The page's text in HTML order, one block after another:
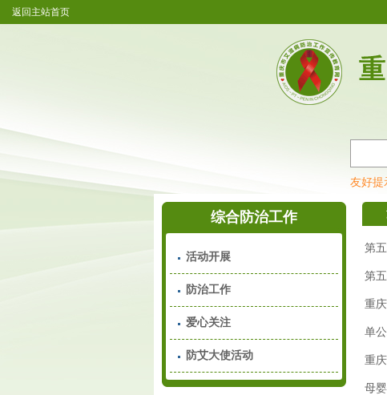
返回主站首页
友好提
重庆市艾滋病防治工作宣传教育网开通公
综合防治工作
活动开展
防治工作
爱心关注
防艾大使活动
第
第
重
单
重
母